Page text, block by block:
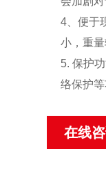
4、便于
小，重
5. 保护
络保护
在线